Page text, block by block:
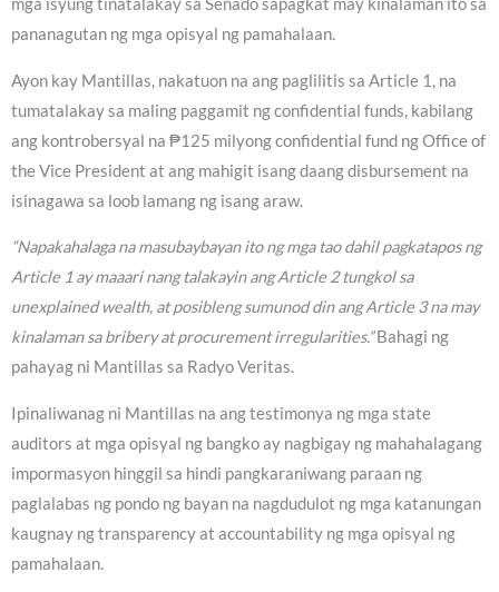
mga isyung tinatalakay sa Senado sapagkat may kinalaman ito sa
pananagutan ng mga opisyal ng pamahalaan.
Ayon kay Mantillas, nakatuon na ang paglilitis sa Article 1, na
tumatalakay sa maling paggamit ng confidential funds, kabilang
ang kontrobersyal na ₱125 milyong confidential fund ng Office of
the Vice President at ang mahigit isang daang disbursement na
isinagawa sa loob lamang ng isang araw.
“Napakahalaga na masubaybayan ito ng mga tao dahil pagkatapos ng
Article 1 ay maaari nang talakayin ang Article 2 tungkol sa
unexplained wealth, at posibleng sumunod din ang Article 3 na may
kinalaman sa bribery at procurement irregularities.”Bahagi ng
pahayag ni Mantillas sa Radyo Veritas.
Ipinaliwanag ni Mantillas na ang testimonya ng mga state
auditors at mga opisyal ng bangko ay nagbigay ng mahahalagang
impormasyon hinggil sa hindi pangkaraniwang paraan ng
paglalabas ng pondo ng bayan na nagdudulot ng mga katanungan
kaugnay ng transparency at accountability ng mga opisyal ng
pamahalaan.